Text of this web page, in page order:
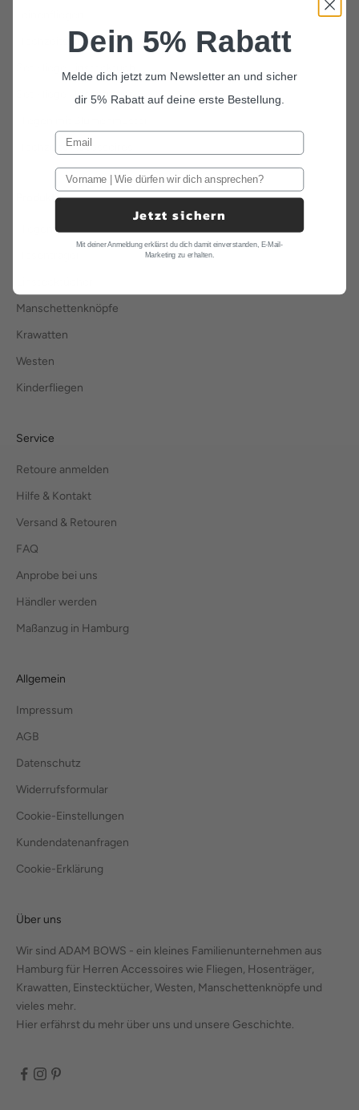
Hochzeitsfliegen
Set Fliege Hosenträger
Hochzeits Accessoires
Produkte
Manschettenknöpfe
Krawatten
Westen
Kinderfliegen
Service
Retoure anmelden
Hilfe & Kontakt
Versand & Retouren
FAQ
Anprobe bei uns
Händler werden
Maßanzug in Hamburg
Allgemein
Impressum
AGB
Datenschutz
Widerrufsformular
Cookie-Einstellungen
Kundendatenanfragen
Cookie-Erklärung
Über uns
Wir sind ADAM BOWS - ein kleines Familienunternehmen aus
Hamburg für Herren Accessoires wie Fliegen, Hosenträger,
Krawatten, Einstecktücher, Westen, Manschettenknöpfe und
vieles mehr.
Hier erfährst du mehr über uns und unsere Geschichte.
Dein 5% Rabatt
Melde dich jetzt zum Newsletter an und sicher
dir 5% Rabatt auf deine erste Bestellung.
Jetzt sichern
Mit deiner Anmeldung erklärst du dich damit einverstanden, E-Mail-
Marketing zu erhalten.